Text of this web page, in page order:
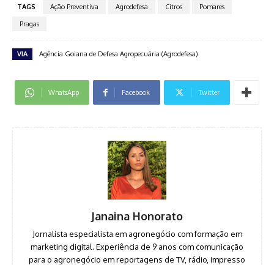
TAGS Ação Preventiva Agrodefesa Citros
Pomares
Pragas
VIA Agência Goiana de Defesa Agropecuária (Agrodefesa)
WhatsApp Facebook Twitter
Janaina Honorato
Jornalista especialista em agronegócio com formação em
marketing digital. Experiência de 9 anos com comunicação
para o agronegócio em reportagens de TV, rádio, impresso